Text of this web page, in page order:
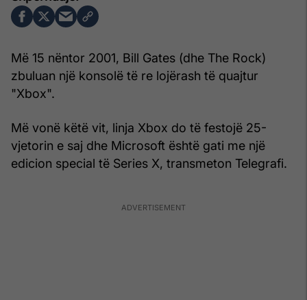
Më 15 nëntor 2001, Bill Gates (dhe The Rock)
zbuluan një konsolë të re lojërash të quajtur
"Xbox".
Më vonë këtë vit, linja Xbox do të festojë 25-
vjetorin e saj dhe Microsoft është gati me një
edicion special të Series X, transmeton Telegrafi.